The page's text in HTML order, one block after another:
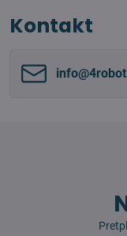
Kontakt